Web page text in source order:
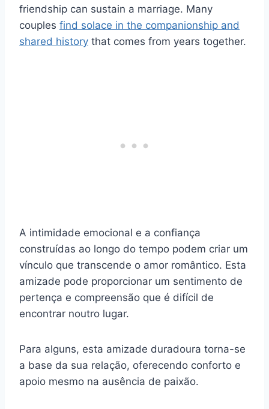
friendship can sustain a marriage. Many
couples find solace in the companionship and
shared history that comes from years together.
A intimidade emocional e a confiança
construídas ao longo do tempo podem criar um
vínculo que transcende o amor romântico. Esta
amizade pode proporcionar um sentimento de
pertença e compreensão que é difícil de
encontrar noutro lugar.
Para alguns, esta amizade duradoura torna-se
a base da sua relação, oferecendo conforto e
apoio mesmo na ausência de paixão.